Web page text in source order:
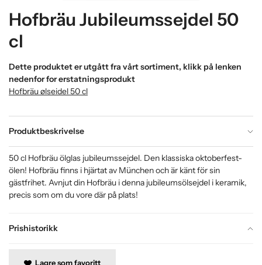
Hofbräu Jubileumssejdel 50
cl
Dette produktet er utgått fra vårt sortiment, klikk på lenken
nedenfor for erstatningsprodukt
Hofbräu ølseidel 50 cl
Produktbeskrivelse
Prishistorikk
50 cl Hofbräu ölglas jubileumssejdel. Den klassiska oktoberfest-
ölen! Hofbräu finns i hjärtat av München och är känt för sin
gästfrihet. Avnjut din Hofbräu i denna jubileumsölsejdel i keramik,
precis som om du vore där på plats!
Lagre som favoritt